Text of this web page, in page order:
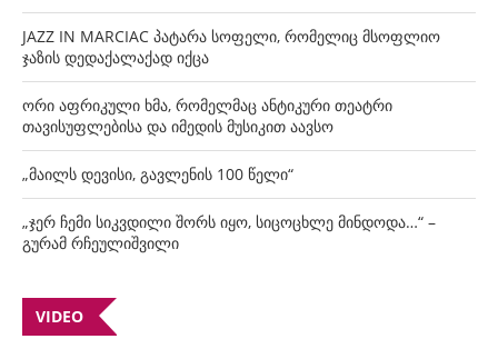
JAZZ IN MARCIAC პატარა სოფელი, რომელიც მსოფლიო
ჯაზის დედაქალაქად იქცა
ორი აფრიკული ხმა, რომელმაც ანტიკური თეატრი
თავისუფლებისა და იმედის მუსიკით აავსო
„მაილს დევისი, გავლენის 100 წელი“
„ჯერ ჩემი სიკვდილი შორს იყო, სიცოცხლე მინდოდა…“ –
გურამ რჩეულიშვილი
VIDEO